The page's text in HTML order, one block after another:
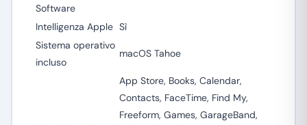
Software
Intelligenza Apple Sì
Sistema operativo
incluso
macOS Tahoe
App Store, Books, Calendar,
Contacts, FaceTime, Find My,
Freeform, Games, GarageBand,